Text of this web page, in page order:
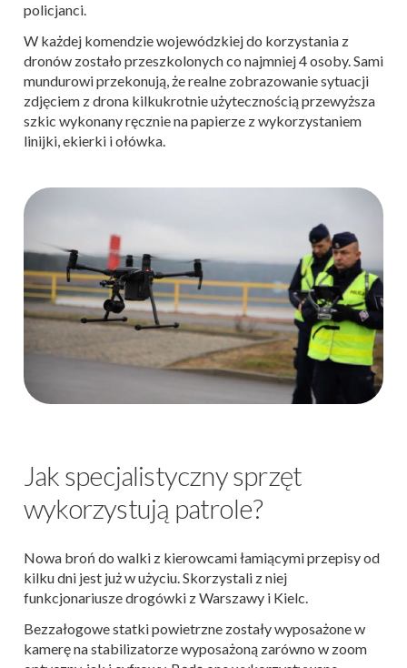
policjanci.
W każdej komendzie wojewódzkiej do korzystania z
dronów zostało przeszkolonych co najmniej 4 osoby. Sami
mundurowi przekonują, że realne zobrazowanie sytuacji
zdjęciem z drona kilkukrotnie użytecznością przewyższa
szkic wykonany ręcznie na papierze z wykorzystaniem
linijki, ekierki i ołówka.
Jak specjalistyczny sprzęt
wykorzystują patrole?
Nowa broń do walki z kierowcami łamiącymi przepisy od
kilku dni jest już w użyciu. Skorzystali z niej
funkcjonariusze drogówki z Warszawy i Kielc.
Bezzałogowe statki powietrzne zostały wyposażone w
kamerę na stabilizatorze wyposażoną zarówno w zoom